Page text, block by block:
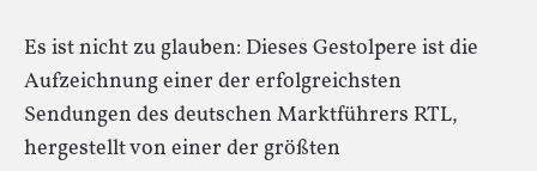
Es ist nicht zu glauben: Dieses Gestolpere ist die
Aufzeichnung einer der erfolgreichsten
Sendungen des deutschen Marktführers RTL,
hergestellt von einer der größten